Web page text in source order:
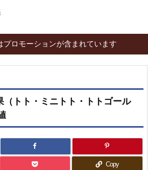
プロモーションが含まれています
トト・ミニトト・トトゴール
Copy